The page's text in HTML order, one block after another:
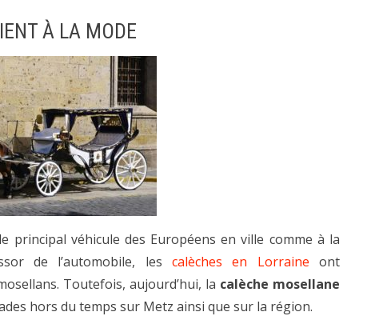
À LA MODE
principal véhicule des Européens en ville comme à la
de l’automobile, lescalèches en Lorraine ont
Toutefois, aujourd’hui, la calèche mosellane
hors du temps sur Metz ainsi que sur la région.